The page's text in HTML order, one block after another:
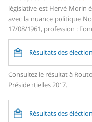
législative est Hervé Morin
avec la nuance politique
17/08/1961, profession :
Résultats des
Consultez le résultat à
Présidentielles 2017.
Résultats des